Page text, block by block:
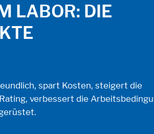
LABOR: DIE
spart Kosten, steigert die
verbessert die
Inhalte auf der Website zur Verfügung